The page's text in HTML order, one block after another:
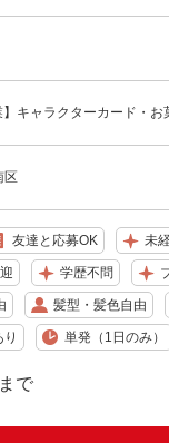
】キャラクターカード・
区
友達と応募OK 未
学歴不問
髪型・髪色自由
単発（1日のみ）
で